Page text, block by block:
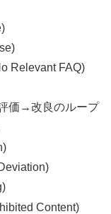
Relevant FAQ)
価→改良のループ
Content)